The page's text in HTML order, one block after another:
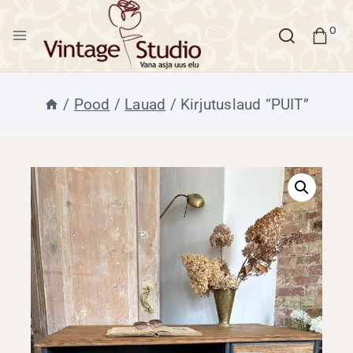
content
0
/ Pood / Lauad / Kirjutuslaud “PUIT”